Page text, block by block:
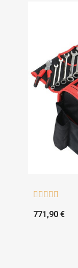
    
771,90 €